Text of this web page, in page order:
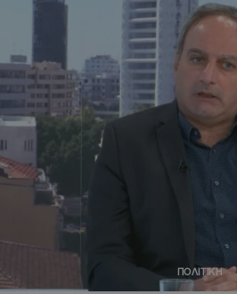
ΠΟΛΙΤΙΚΗ